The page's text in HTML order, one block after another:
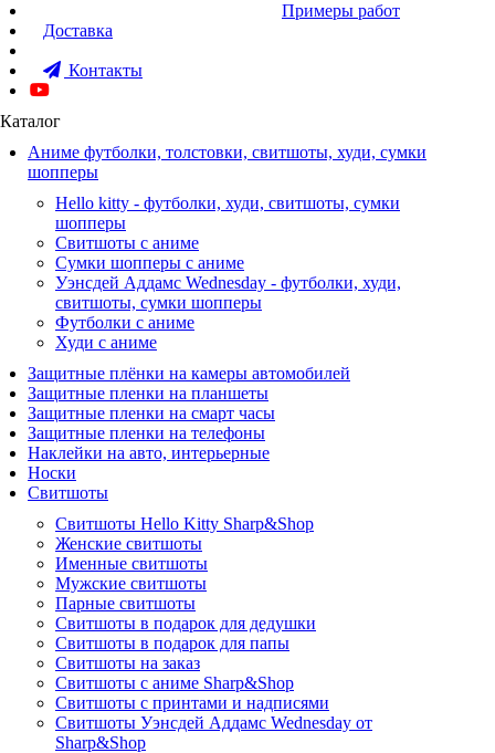
Примеры работ
Доставка
Контакты
Каталог
Аниме футболки, толстовки, свитшоты, худи, сумки
шопперы
Hello kitty - футболки, худи, свитшоты, сумки
шопперы
Свитшоты с аниме
Сумки шопперы с аниме
Уэнсдей Аддамс Wednesday - футболки, худи,
свитшоты, сумки шопперы
Футболки с аниме
Худи с аниме
Защитные плёнки на камеры автомобилей
Защитные пленки на планшеты
Защитные пленки на смарт часы
Защитные пленки на телефоны
Наклейки на авто, интерьерные
Носки
Свитшоты
Cвитшоты Hello Kitty Sharp&Shop
Женские свитшоты
Именные свитшоты
Мужские свитшоты
Парные свитшоты
Свитшоты в подарок для дедушки
Свитшоты в подарок для папы
Свитшоты на заказ
Свитшоты с аниме Sharp&Shop
Свитшоты с принтами и надписями
Свитшоты Уэнсдей Аддамс Wednesday от
Sharp&Shop